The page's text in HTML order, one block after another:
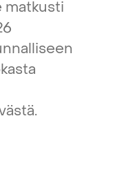
matkusti